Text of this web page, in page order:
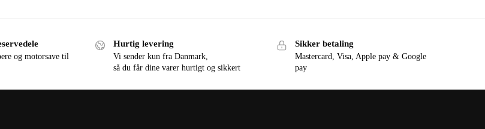
og motorsave til
Hurtig levering
Vi sender kun fra Danmark,
så du får dine varer hurtigt og sikkert
Sikker betaling
Mastercard, Visa, Apple pay & Google
pay